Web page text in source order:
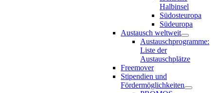
Halbinsel
Südosteuropa
Südeuropa
Austausch weltweit
Austauschprogramme:
Liste der
Austauschplätze
Freemover
Stipendien und
Fördermöglichkeiten